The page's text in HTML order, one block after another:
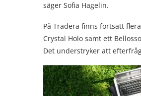
säger Sofia Hagelin.
På Tradera finns fortsatt
Crystal Holo samt ett
Det understryker att